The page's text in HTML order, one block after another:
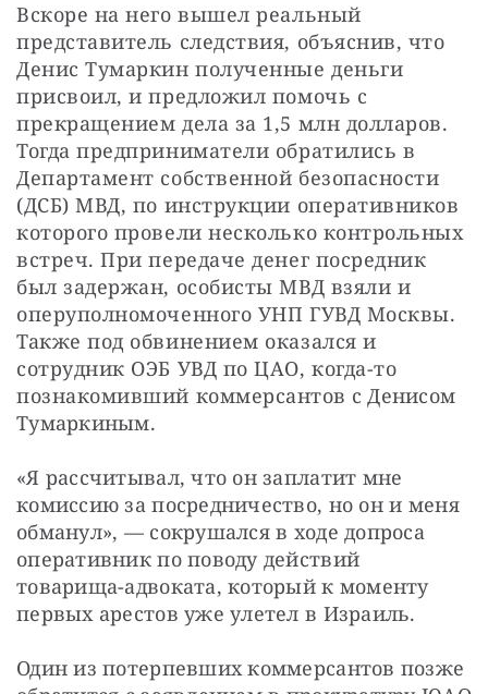
Вскоре на него вышел реальный
представитель следствия, объяснив, что
Денис Тумаркин полученные деньги
присвоил, и предложил помочь с
прекращением дела за 1,5 млн долларов.
Тогда предприниматели обратились в
Департамент собственной безопасности
(ДСБ) МВД, по инструкции оперативников
которого провели несколько контрольных
встреч. При передаче денег посредник
был задержан, особисты МВД взяли и
оперуполномоченного УНП ГУВД Москвы.
Также под обвинением оказался и
сотрудник ОЭБ УВД по ЦАО, когда-то
познакомивший коммерсантов с Денисом
Тумаркиным.
«Я рассчитывал, что он заплатит мне
комиссию за посредничество, но он и меня
обманул», — сокрушался в ходе допроса
оперативник по поводу действий
товарища-адвоката, который к моменту
первых арестов уже улетел в Израиль.
Один из потерпевших коммерсантов позже